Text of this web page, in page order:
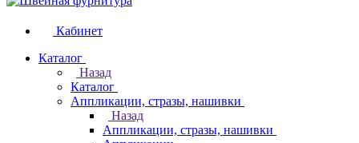
Кабинет
Каталог
Назад
Каталог
Аппликации, стразы, нашивки
Назад
Аппликации, стразы, нашивки